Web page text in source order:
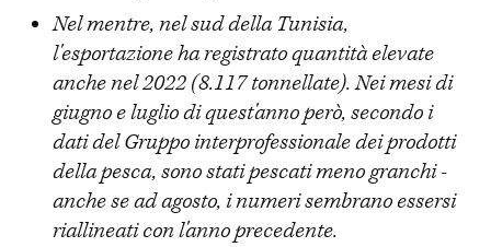
Nel mentre, nel sud della Tunisia,
l'esportazione ha registrato quantità elevate
anche nel 2022 (8.117 tonnellate). Nei mesi di
giugno e luglio di quest'anno però, secondo i
dati del Gruppo interprofessionale dei prodotti
della pesca, sono stati pescati meno granchi -
anche se ad agosto, i numeri sembrano essersi
riallineati con l'anno precedente.